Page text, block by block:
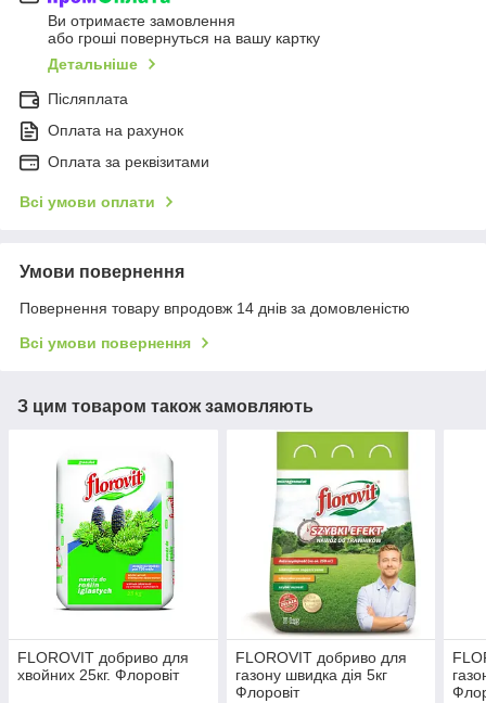
Ви отримаєте замовлення
або гроші повернуться на вашу картку
Детальніше
Післяплата
Оплата на рахунок
Оплата за реквізитами
Всі умови оплати
Умови повернення
Повернення товару впродовж 14 днів за домовленістю
Всі умови повернення
З цим товаром також замовляють
FLOROVIT добриво для
хвойних 25кг. Флоровіт
FLOROVIT добриво для
газону швидка дія 5кг
Флоровіт